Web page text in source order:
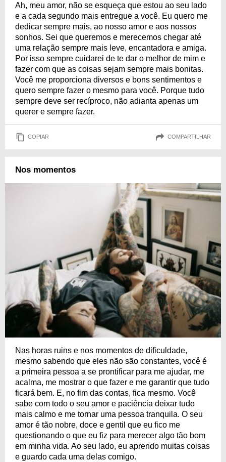
Ah, meu amor, não se esqueça que estou ao seu lado
e a cada segundo mais entregue a você. Eu quero me
dedicar sempre mais, ao nosso amor e aos nossos
sonhos. Sei que queremos e merecemos chegar até
uma relação sempre mais leve, encantadora e amiga.
Por isso sempre cuidarei de te dar o melhor de mim e
fazer com que as coisas sejam sempre mais bonitas.
Você me proporciona diversos e bons sentimentos e
quero sempre fazer o mesmo para você. Porque tudo
sempre deve ser recíproco, não adianta apenas um
querer e sempre fazer.
COPIAR COMPARTILHAR
Nos momentos
Nas horas ruins e nos momentos de dificuldade,
mesmo sabendo que eles não são constantes, você é
a primeira pessoa a se prontificar para me ajudar, me
acalma, me mostrar o que fazer e me garantir que tudo
ficará bem. E, no fim das contas, fica mesmo. Você
sabe com todo o seu amor e paciência deixar tudo
mais calmo e me tornar uma pessoa tranquila. O seu
amor é tão nobre, doce e gentil que eu fico me
questionando o que eu fiz para merecer algo tão bom
em minha vida. Ao seu lado, eu aprendo muitas coisas
e guardo cada uma delas comigo.